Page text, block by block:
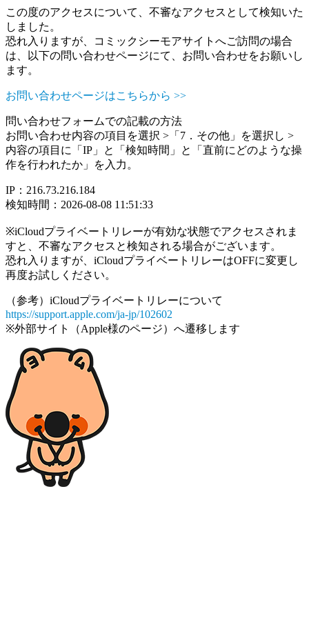
この度のアクセスについて、不審なアクセスとして検知いた
しました。
恐れ入りますが、コミックシーモアサイトへご訪問の場合
は、以下の問い合わせページにて、お問い合わせをお願いし
ます。
お問い合わせページはこちらから >>
問い合わせフォームでの記載の方法
お問い合わせ内容の項目を選択 >「7．その他」を選択し >
内容の項目に「IP」と「検知時間」と「直前にどのような操
作を行われたか」を入力。
IP：216.73.216.184
検知時間：2026-08-08 11:51:33
※iCloudプライベートリレーが有効な状態でアクセスされま
すと、不審なアクセスと検知される場合がございます。
恐れ入りますが、iCloudプライベートリレーはOFFに変更し
再度お試しください。
（参考）iCloudプライベートリレーについて
https://support.apple.com/ja-jp/102602
※外部サイト（Apple様のページ）へ遷移します